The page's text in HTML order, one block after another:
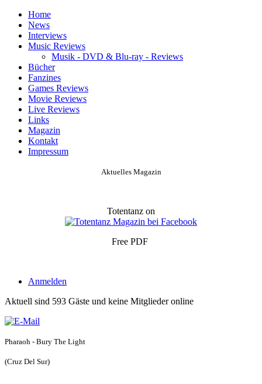
Home
News
Interviews
Music Reviews
Musik - DVD & Blu-ray - Reviews
Bücher
Fanzines
Games Reviews
Movie Reviews
Live Reviews
Links
Magazin
Kontakt
Impressum
Aktuelles Magazin
Totentanz on
Free PDF
Anmelden
Aktuell sind 593 Gäste und keine Mitglieder online
Pharaoh - Bury The Light
(Cruz Del Sur)